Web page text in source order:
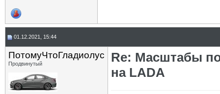
01.12.2021, 15:44
ПотомуЧтоГладиолус
Продвинутый
Re: Масштабы
на LADA